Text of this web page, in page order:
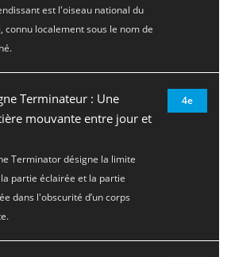
est l'oiseau national du
connu localement sous le nom de
Terminateur : Une
mouvante entre jour et
Terminator désigne la limite
partie éclairée et la partie
dans l'obscurité d’un corps
4e